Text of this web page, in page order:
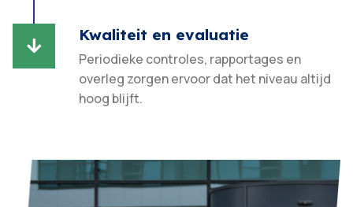

Kwaliteit en evaluatie
Periodieke controles, rapportages en
overleg zorgen ervoor dat het niveau altijd
hoog blijft.​